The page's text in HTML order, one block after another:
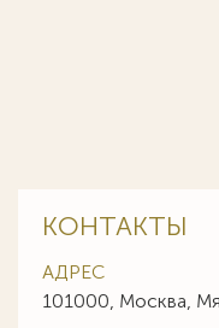
КОНТАКТЫ
АДРЕС
101000, Москва,